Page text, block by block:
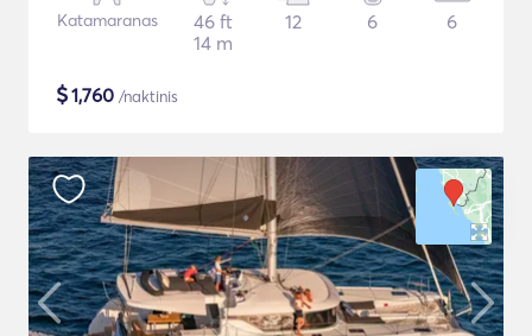
Katamaranas
46 ft
14 m
12 6 6
$1,760 /naktinis